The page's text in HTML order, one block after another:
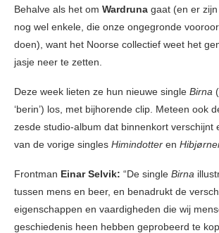
Behalve als het om Wardruna gaat (en er
nog wel enkele, die onze ongegronde
doen), want het Noorse collectief weet het
jasje neer te zetten.
Deze week lieten ze hun nieuwe single Birna
‘berin’) los, met bijhorende clip. Meteen ook
zesde studio-album dat binnenkort verschijnt
van de vorige singles Himindotter en
Frontman Einar Selvik: “De single Birna
tussen mens en beer, en benadrukt de
eigenschappen en vaardigheden die wij
geschiedenis heen hebben geprobeerd te